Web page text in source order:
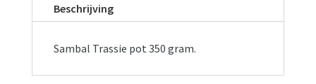
Beschrijving
Sambal Trassie pot 350 gram.